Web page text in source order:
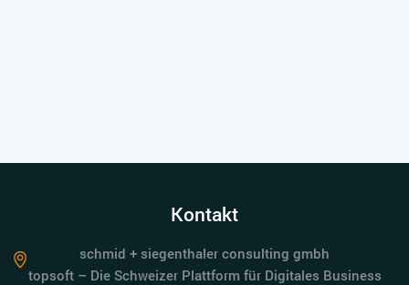
Kontakt
schmid + siegenthaler consulting gmbh
topsoft – Die Schweizer Plattform für Digitales Business